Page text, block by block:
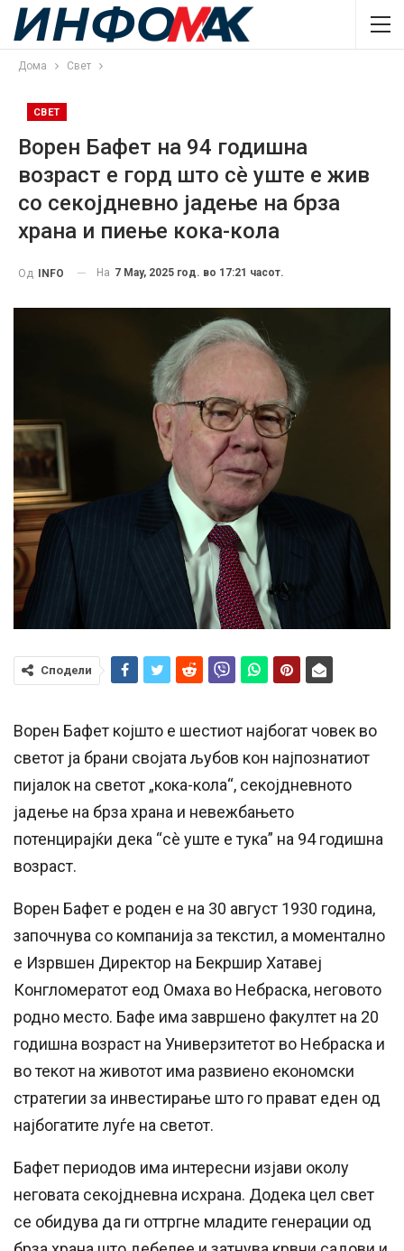
Дома Свет
СВЕТ
Ворен Бафет на 94 годишна
возраст е горд што сè уште е жив
со секојдневно јадење на брза
храна и пиење кока-кола
Од INFO На 7 May, 2025 год. во 17:21 часот.
Сподели
Ворен Бафет којшто е шестиот најбогат човек во
светот ја брани својата љубов кон најпознатиот
пијалок на светот „кока-кола“, секојдневното
јадење на брза храна и невежбањето
потенцирајќи дека “сè уште е тука” на 94 годишна
возраст.
Ворен Бафет е роден е на 30 август 1930 година,
започнува со компанија за текстил, а моментално
е Изрвшен Директор на Бекршир Хатавеј
Конгломератот еод Омаха во Небраска, неговото
родно место. Бафе има завршено факултет на 20
годишна возраст на Универзитетот во Небраска и
во текот на животот има развиено економски
стратегии за инвестирање што го прават еден од
најбогатите луѓе на светот.
Бафет периодов има интересни изјави околу
неговата секојдневна исхрана. Додека цел свет
се обидува да ги оттргне младите генерации од